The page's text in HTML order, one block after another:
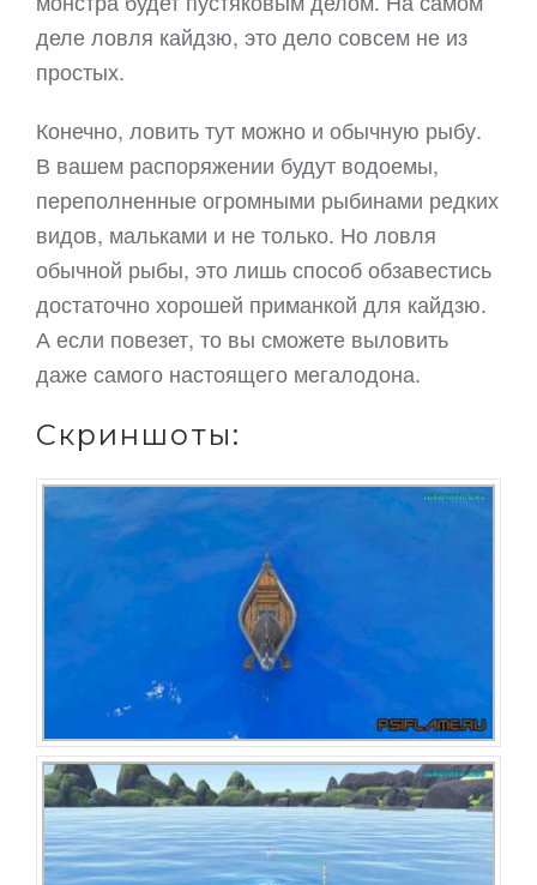
деле ловля кайдзю, это дело совсем не из
простых.
Конечно, ловить тут можно и обычную рыбу.
В вашем распоряжении будут водоемы,
переполненные огромными рыбинами редких
видов, мальками и не только. Но ловля
обычной рыбы, это лишь способ обзавестись
достаточно хорошей приманкой для кайдзю.
А если повезет, то вы сможете выловить
даже самого настоящего мегалодона.
Скриншоты: